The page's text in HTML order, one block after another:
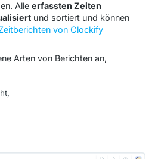
Alle erfassten Zeiten
und sortiert und können
von Clockify
Arten von Berichten an,